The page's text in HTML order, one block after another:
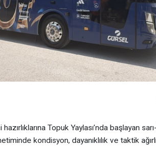
Topuk Yaylası’nda başlayan
kondisyon, dayanıklılık ve taktik